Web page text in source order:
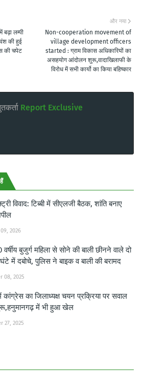
और नया
Non-cooperation movement of
village development officers
started : ग्राम विकास अधिकारियों का
असहयोग आंदोलन शुरू,वादाखिलाफी के
विरोध में सभी कार्यो का किया बहिष्कार
लम्पी
की हुई
की चपेट
Report Exclusive
विवाद: टिब्बी में सीएलजी बैठक, शांति बनाए
2026
वर्षीय बुजुर्ग महिला से सोने की बाली छीनने वाले दो
में दबोचे, पुलिस ने बाइक व बाली की बरामद
08, 2025
कांग्रेस का जिलाध्यक्ष चयन प्रक्रिया पर सवाल
में भी हुआ खेल
27, 2025